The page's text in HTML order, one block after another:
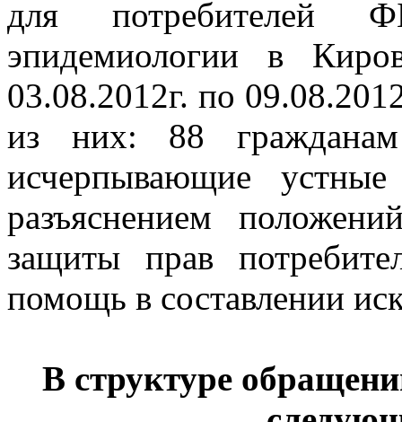
для потребителей
эпидемиологии в
03.08.2012г. по
из них: 88
исчерпывающие
разъяснением
защиты прав
помощь в составлении
В структуре